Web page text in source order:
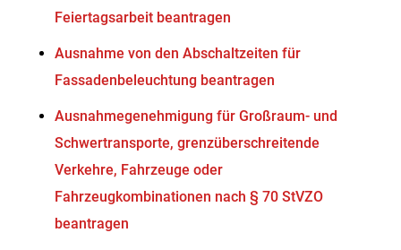
Feiertagsarbeit beantragen
Ausnahme von den Abschaltzeiten für
Fassadenbeleuchtung beantragen
Ausnahmegenehmigung für Großraum- und
Schwertransporte, grenzüberschreitende
Verkehre, Fahrzeuge oder
Fahrzeugkombinationen nach § 70 StVZO
beantragen